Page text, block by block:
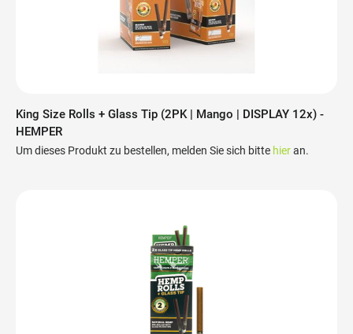
King Size Rolls + Glass Tip (2PK | Mango | DISPLAY 12x) -
HEMPER
Um dieses Produkt zu bestellen, melden Sie sich bitte hieran.